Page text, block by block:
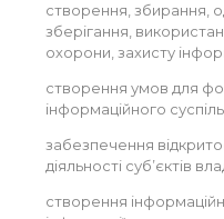
створення, збирання,
зберігання,
охорони, захисту
створення умов для
інформаційного
забезпечення
діяльності суб’єктів
створення